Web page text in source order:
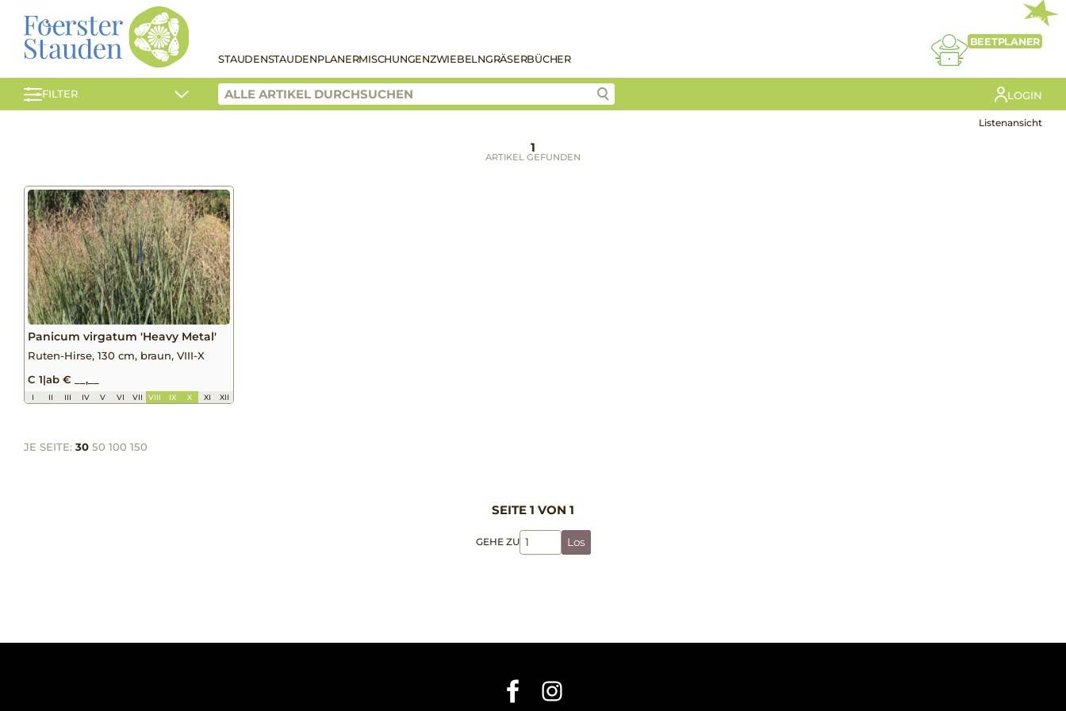
STAUDENSTAUDENPLANERMISCHUNGENZWIEBELNGRÄSERBÜCHER
NEU
BEETPLANER
FILTER LOGIN
Listenansicht
1
ARTIKEL GEFUNDEN
Panicum virgatum 'Heavy Metal'
Ruten-Hirse, 130 cm, braun, VIII-X
C 1|ab € __,__
I II III IV V VI VII VIII IX X XI XII
JE SEITE: 30 50 100 150
SEITE 1 VON 1
GEHE ZU Los